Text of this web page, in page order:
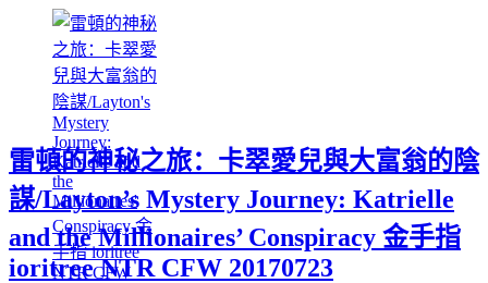
雷頓的神秘之旅：卡翠愛兒與大富翁的陰
謀/Layton’s Mystery Journey: Katrielle
and the Millionaires’ Conspiracy 金手指
ioritree NTR CFW 20170723